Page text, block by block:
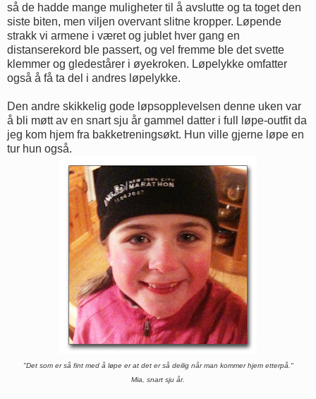
så de hadde mange muligheter til å avslutte og ta toget den
siste biten, men viljen overvant slitne kropper. Løpende
strakk vi armene i været og jublet hver gang en
distanserekord ble passert, og vel fremme ble det svette
klemmer og gledestårer i øyekroken. Løpelykke omfatter
også å få ta del i andres løpelykke.
Den andre skikkelig gode løpsopplevelsen denne uken var
å bli møtt av en snart sju år gammel datter i full løpe-outfit da
jeg kom hjem fra bakketreningsøkt. Hun ville gjerne løpe en
tur hun også.
"Det som er så fint med å løpe er at det er så deilig når man kommer hjem etterpå."
Mia, snart sju år.